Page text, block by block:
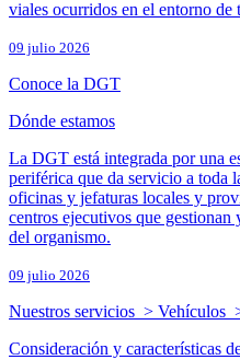
viales ocurridos en el entorno de
09 julio 2026
Conoce la DGT
Dónde estamos
La DGT está integrada por una
periférica que da servicio a toda
oficinas y jefaturas locales y
centros ejecutivos que
del organismo.
09 julio 2026
Nuestros servicios > Vehículos
Consideración y características